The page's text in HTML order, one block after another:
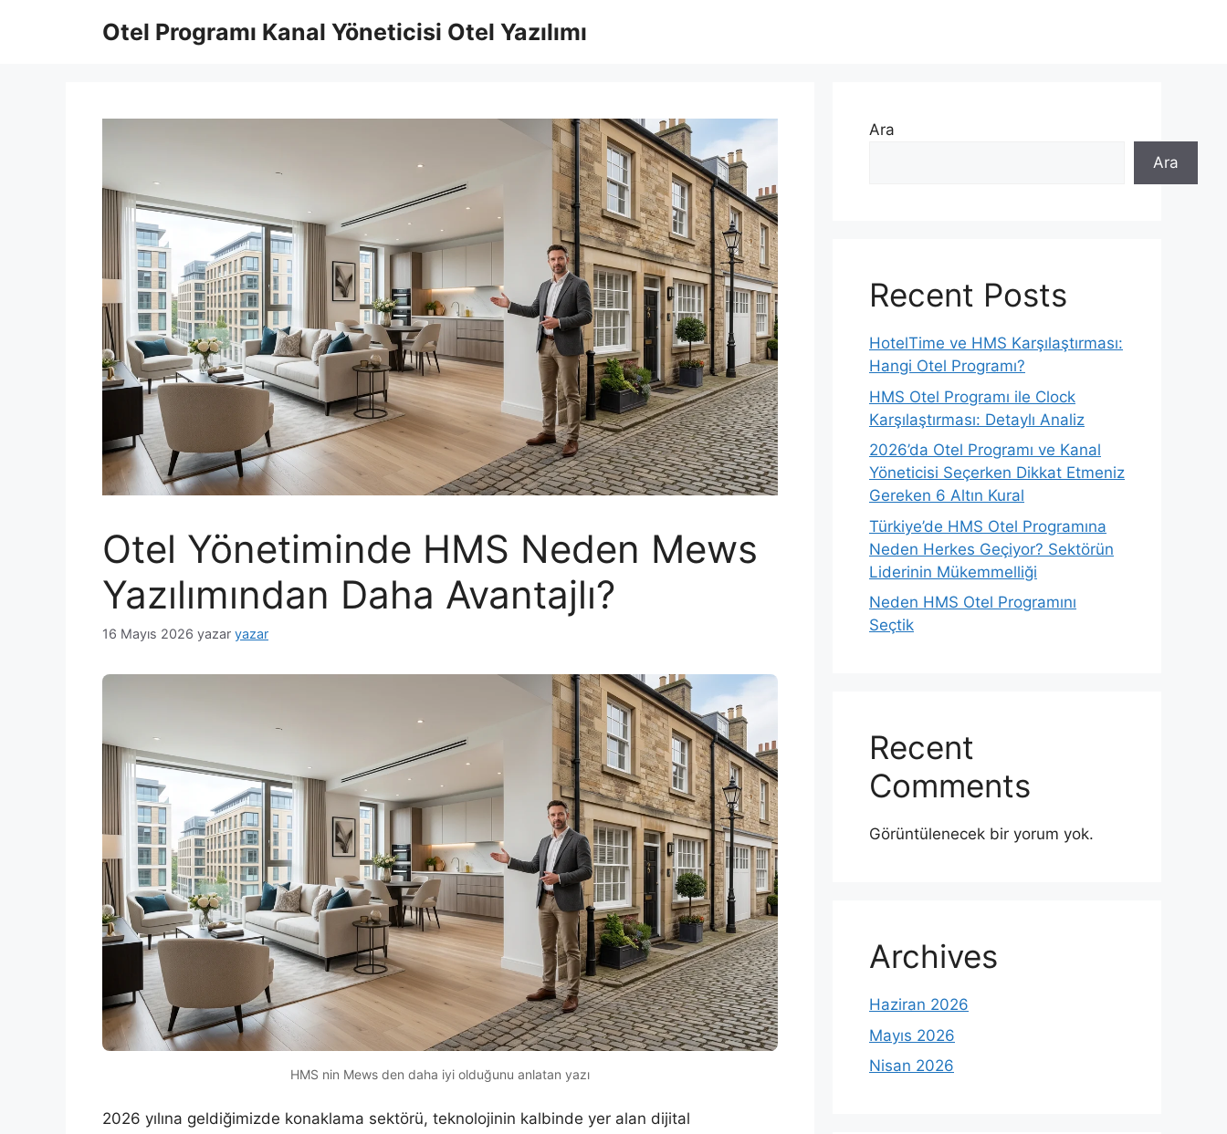
Otel Programı Kanal Yöneticisi Otel Yazılımı
Otel Yönetiminde HMS Neden Mews
Yazılımından Daha Avantajlı?
16 Mayıs 2026 yazar yazar
HMS nin Mews den daha iyi olduğunu anlatan yazı
2026 yılına geldiğimizde konaklama sektörü, teknolojinin kalbinde yer alan dijital
Ara
Ara
Recent Posts
HotelTime ve HMS Karşılaştırması:
Hangi Otel Programı?
HMS Otel Programı ile Clock
Karşılaştırması: Detaylı Analiz
2026’da Otel Programı ve Kanal
Yöneticisi Seçerken Dikkat Etmeniz
Gereken 6 Altın Kural
Türkiye’de HMS Otel Programına
Neden Herkes Geçiyor? Sektörün
Liderinin Mükemmelliği
Neden HMS Otel Programını
Seçtik
Recent
Comments
Görüntülenecek bir yorum yok.
Archives
Haziran 2026
Mayıs 2026
Nisan 2026